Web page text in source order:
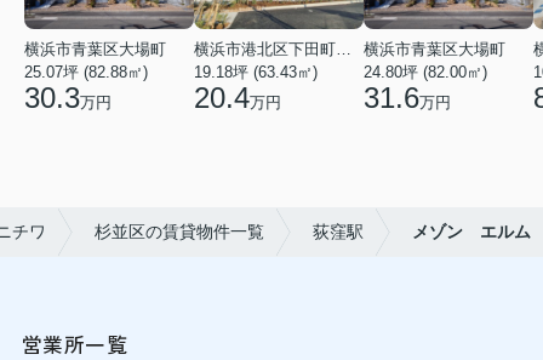
横浜市青葉区大場町
25.07坪 (82.88㎡)
30.3万円
19.18坪 (63.43㎡)
20.4万円
横浜市青葉区大場町
24.80坪 (82.00㎡)
31.6万円
チワ 杉並区の賃貸物件一覧 荻窪駅 メゾン エルム
営業所一覧